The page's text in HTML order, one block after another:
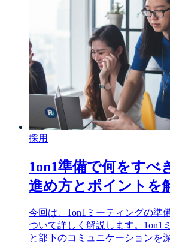
採用
1on1準備で何をすべ
進め方とポイントを
今回は、1on1ミーティングの準
ついて詳しく解説します。1on1
と部下のコミュニケーションを